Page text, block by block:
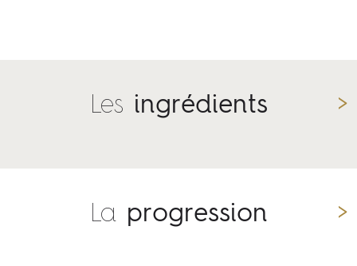
Les ingrédients
La progression